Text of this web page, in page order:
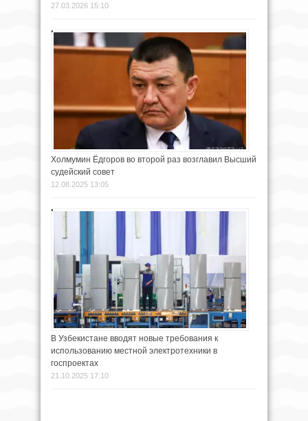
27.03.2026 15:10
Холмумин Ёдгоров во второй раз возглавил Высший
судейский совет
12.08.2025 13:05
В Узбекистане вводят новые требования к
использованию местной электротехники в
госпроектах
21.10.2025 17:10